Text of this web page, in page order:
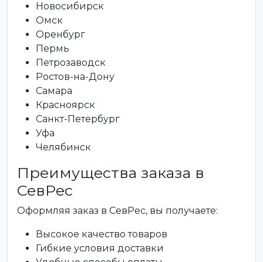
Новосибирск
Омск
Оренбург
Пермь
Петрозаводск
Ростов-на-Дону
Самара
Красноярск
Санкт-Петербург
Уфа
Челябинск
Преимущества заказа в
СевРес
Оформляя заказ в СевРес, вы получаете:
Высокое качество товаров
Гибкие условия доставки